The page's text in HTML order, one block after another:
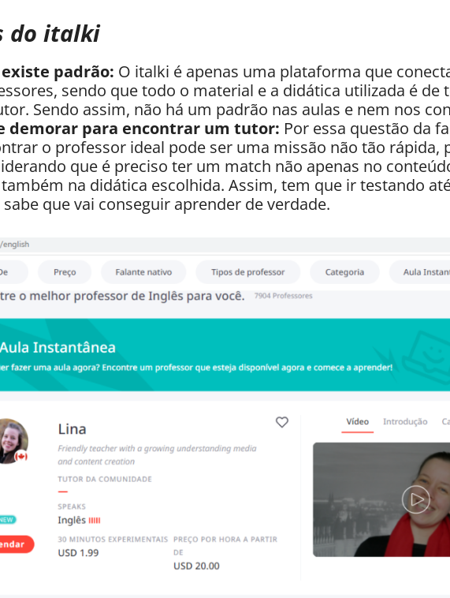
do italki
padrão: O italki é apenas uma plataforma que
sendo que todo o material e a didática utilizada é de
Sendo assim, não há um padrão nas aulas e nem nos
demorar para encontrar um tutor: Por essa questão da
o professor ideal pode ser uma missão não tão rápida,
que é preciso ter um match não apenas no
na didática escolhida. Assim, tem que ir testando
sabe que vai conseguir aprender de verdade.